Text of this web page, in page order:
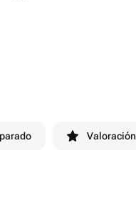
Valoración